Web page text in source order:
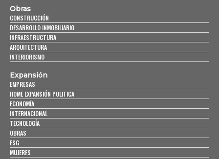
Obras
CONSTRUCCIÓN
DESARROLLO INMOBILIARIO
INFRAESTRUCTURA
ARQUITECTURA
INTERIORISMO
Expansión
EMPRESAS
HOME EXPANSIÓN POLITICA
ECONOMÍA
INTERNACIONAL
TECNOLOGÍA
OBRAS
ESG
MUJERES